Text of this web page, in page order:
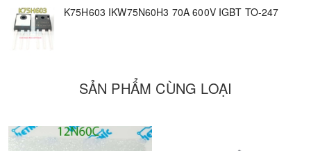
K75H603 IKW75N60H3 70A 600V IGBT TO-247
SẢN PHẨM CÙNG LOẠI